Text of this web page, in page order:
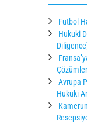
Futbol
Hukuki
Çözümler
Avrupa
Hukuki